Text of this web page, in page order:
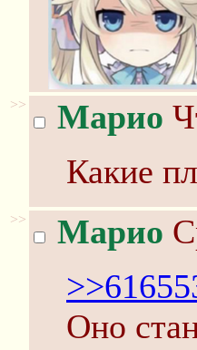
>> Марио
Какие
>> Марио
Оно